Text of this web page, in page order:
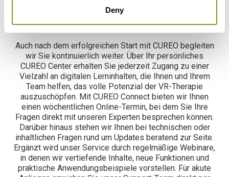
Deny
Wir sind immer an Ihrer Seite
Auch nach dem erfolgreichen Start mit CUREO begleiten
wir Sie kontinuierlich weiter. Über Ihr persönliches
CUREO Center erhalten Sie jederzeit Zugang zu einer
Vielzahl an digitalen Lerninhalten, die Ihnen und Ihrem
Team helfen, das volle Potenzial der VR-Therapie
auszuschöpfen. Mit CUREO Connect bieten wir Ihnen
einen wöchentlichen Online-Termin, bei dem Sie Ihre
Fragen direkt mit unseren Experten besprechen können.
Darüber hinaus stehen wir Ihnen bei technischen oder
inhaltlichen Fragen rund um Updates beratend zur Seite.
Ergänzt wird unser Service durch regelmäßige Webinare,
in denen wir vertiefende Inhalte, neue Funktionen und
praktische Anwendungsbeispiele vorstellen. Für akute